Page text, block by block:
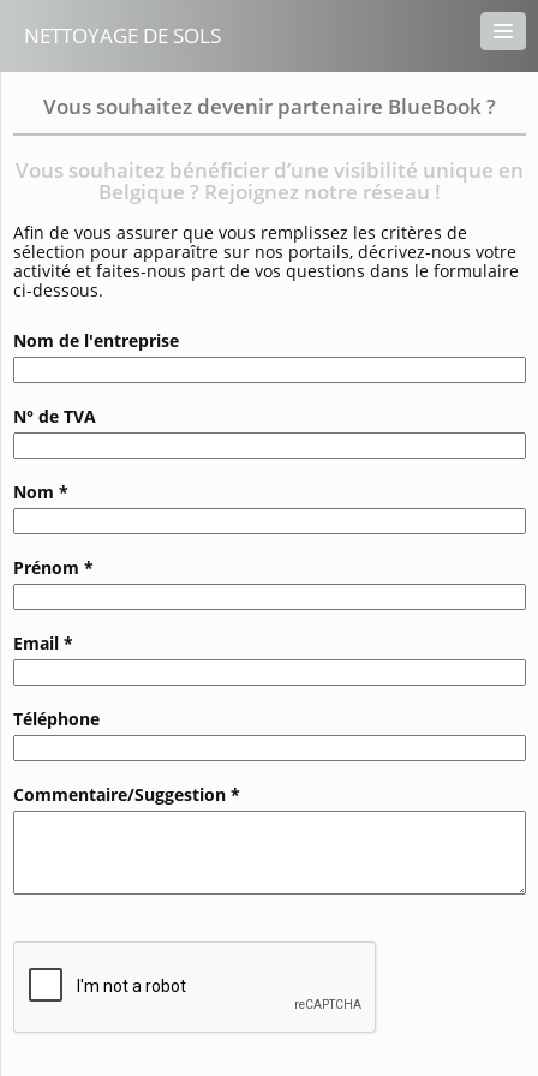
NETTOYAGE DE SOLS
Vous souhaitez devenir partenaire BlueBook ?
Vous souhaitez bénéficier d’une visibilité unique en
Belgique ? Rejoignez notre réseau !
Afin de vous assurer que vous remplissez les critères de
sélection pour apparaître sur nos portails, décrivez-nous votre
activité et faites-nous part de vos questions dans le formulaire
ci-dessous.
Nom de l'entreprise
N° de TVA
Nom *
Prénom *
Email *
Téléphone
Commentaire/Suggestion *